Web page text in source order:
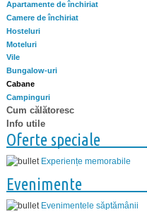
Apartamente de închiriat
Camere de închiriat
Hosteluri
Moteluri
Vile
Bungalow-uri
Cabane
Campinguri
Cum călătoresc
Info utile
Oferte speciale
Experiențe memorabile
Evenimente
Evenimentele săptămânii